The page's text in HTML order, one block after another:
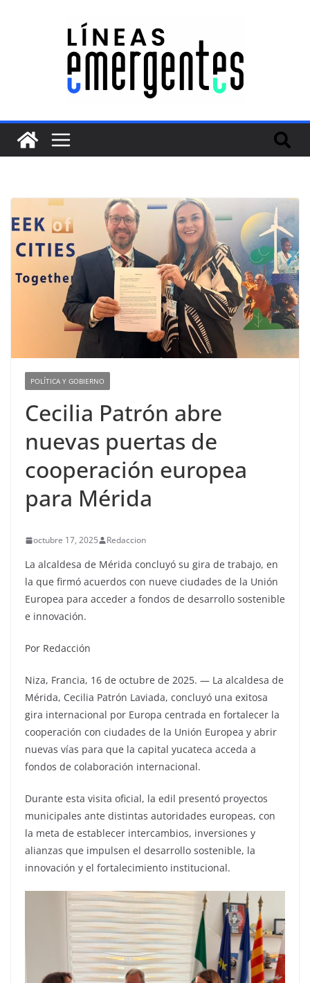
POLÍTICA Y GOBIERNO
Cecilia Patrón abre
nuevas puertas de
cooperación europea
para Mérida
octubre 17, 2025 Redaccion
La alcaldesa de Mérida concluyó su gira de trabajo, en
la que firmó acuerdos con nueve ciudades de la Unión
Europea para acceder a fondos de desarrollo sostenible
e innovación.
Por Redacción
Niza, Francia, 16 de octubre de 2025. — La alcaldesa de
Mérida, Cecilia Patrón Laviada, concluyó una exitosa
gira internacional por Europa centrada en fortalecer la
cooperación con ciudades de la Unión Europea y abrir
nuevas vías para que la capital yucateca acceda a
fondos de colaboración internacional.
Durante esta visita oficial, la edil presentó proyectos
municipales ante distintas autoridades europeas, con
la meta de establecer intercambios, inversiones y
alianzas que impulsen el desarrollo sostenible, la
innovación y el fortalecimiento institucional.